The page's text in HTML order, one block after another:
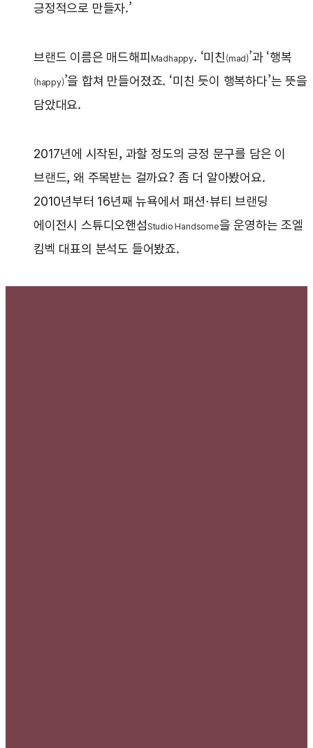
긍정적으로 만들자.’
브랜드 이름은 매드해피 Madhappy. ‘미친 (mad)’과 ‘행복
(happy)’을 합쳐 만들어졌죠. ‘미친 듯이 행복하다’는 뜻을
담았대요.
2017년에 시작된, 과할 정도의 긍정 문구를 담은 이
브랜드, 왜 주목받는 걸까요? 좀 더 알아봤어요.
2010년부터 16년째 뉴욕에서 패션⋅뷰티 브랜딩
에이전시 스튜디오핸섬Studio Handsome을 운영하는 조엘
킴벡 대표의 분석도 들어봤죠.